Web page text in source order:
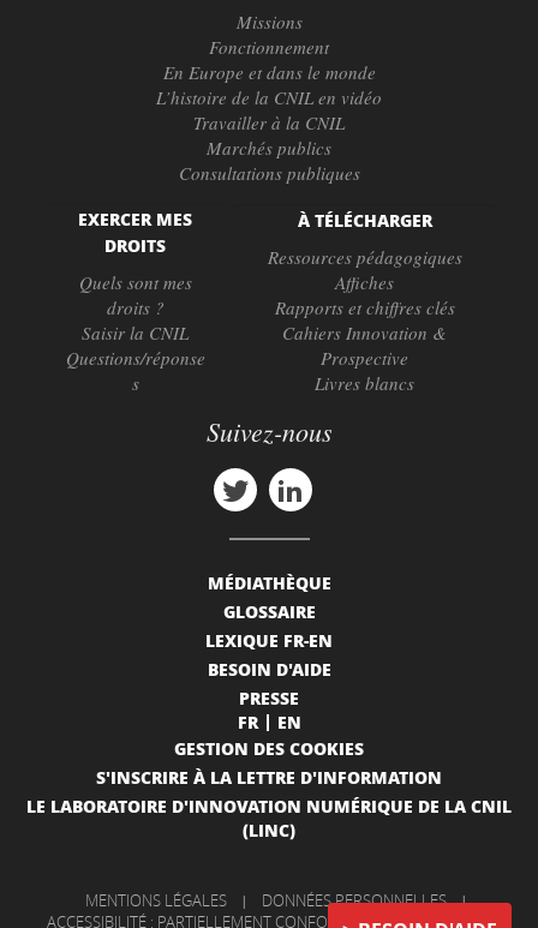
Missions
Fonctionnement
En Europe et dans le monde
L’histoire de la CNIL en vidéo
Travailler à la CNIL
Marchés publics
Consultations publiques
EXERCER MES
DROITS
Quels sont mes
droits ?
Saisir la CNIL
Questions/réponse
s
À TÉLÉCHARGER
Ressources pédagogiques
Affiches
Rapports et chiffres clés
Cahiers Innovation &
Prospective
Livres blancs
Suivez-nous
MÉDIATHÈQUE
GLOSSAIRE
LEXIQUE FR-EN
BESOIN D'AIDE
PRESSE
FR
EN
GESTION DES COOKIES
S'INSCRIRE À LA LETTRE D'INFORMATION
LE LABORATOIRE D'INNOVATION NUMÉRIQUE DE LA CNIL
(LINC)
MENTIONS LÉGALES | DONNÉES PERSONNELLES |
ACCESSIBILITÉ : PARTIELLEMENT CONFORME
| INFORMATIONS